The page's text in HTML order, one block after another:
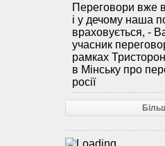
Переговори вже
і у дечому наша
враховується, -
учасник
рамках
в Мінську про
росії